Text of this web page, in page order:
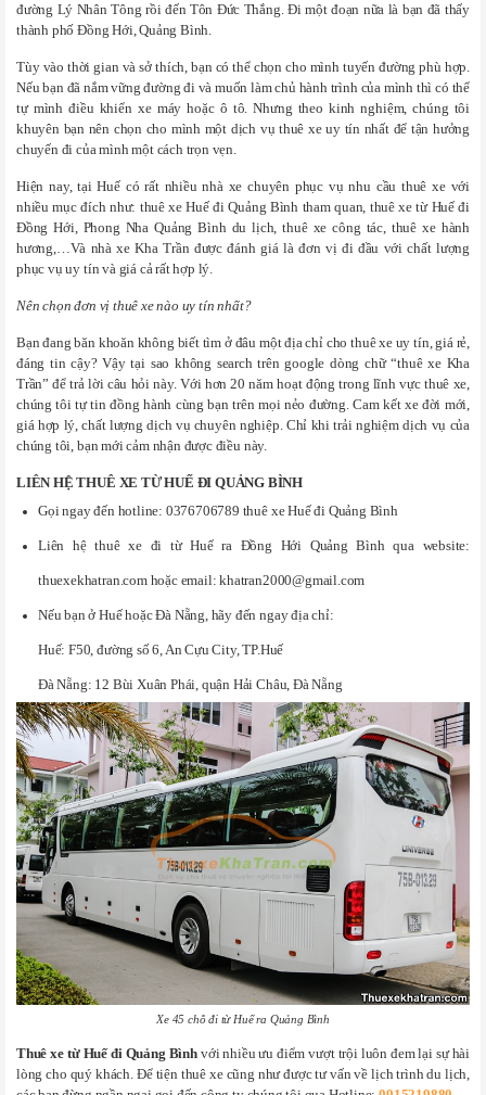
đường Lý Nhân Tông rồi đến Tôn Đức Thắng. Đi một đoạn nữa là bạn đã thấy
thành phố Đồng Hới, Quảng Bình.
Tùy vào thời gian và sở thích, bạn có thể chọn cho mình tuyến đường phù hợp.
Nếu bạn đã nắm vững đường đi và muốn làm chủ hành trình của mình thì có thể
tự mình điều khiển xe máy hoặc ô tô. Nhưng theo kinh nghiệm, chúng tôi
khuyên bạn nên chọn cho mình một dịch vụ thuê xe uy tín nhất để tận hưởng
chuyến đi của mình một cách trọn vẹn.
Hiện nay, tại Huế có rất nhiều nhà xe chuyên phục vụ nhu cầu thuê xe với
nhiều mục đích như: thuê xe Huế đi Quảng Bình tham quan, thuê xe từ Huế đi
Đồng Hới, Phong Nha Quảng Bình du lịch, thuê xe công tác, thuê xe hành
hương,…Và nhà xe Kha Trần được đánh giá là đơn vị đi đầu với chất lượng
phục vụ uy tín và giá cả rất hợp lý.
Nên chọn đơn vị thuê xe nào uy tín nhất?
Bạn đang băn khoăn không biết tìm ở đâu một địa chỉ cho thuê xe uy tín, giá rẻ,
đáng tin cậy? Vậy tại sao không search trên google dòng chữ “thuê xe Kha
Trần” để trả lời câu hỏi này. Với hơn 20 năm hoạt động trong lĩnh vực thuê xe,
chúng tôi tự tin đồng hành cùng bạn trên mọi nẻo đường. Cam kết xe đời mới,
giá hợp lý, chất lượng dịch vụ chuyên nghiệp. Chỉ khi trải nghiệm dịch vụ của
chúng tôi, bạn mới cảm nhận được điều này.
LIÊN HỆ THUÊ XE TỪ HUẾ ĐI QUẢNG BÌNH
Gọi ngay đến hotline: 0376706789 thuê xe Huế đi Quảng Bình
Liên hệ thuê xe đi từ Huế ra Đồng Hới Quảng Bình qua website:
thuexekhatran.com hoặc email: khatran2000@gmail.com
Nếu bạn ở Huế hoặc Đà Nẵng, hãy đến ngay địa chỉ:
Huế: F50, đường số 6, An Cựu City, TP.Huế
Đà Nẵng: 12 Bùi Xuân Phái, quận Hải Châu, Đà Nẵng
Xe 45 chỗ đi từ Huế ra Quảng Bình
Thuê xe từ Huế đi Quảng Bìnhvới nhiều ưu điểm vượt trội luôn đem lại sự hài
lòng cho quý khách. Để tiện thuê xe cũng như được tư vấn về lịch trình du lịch,